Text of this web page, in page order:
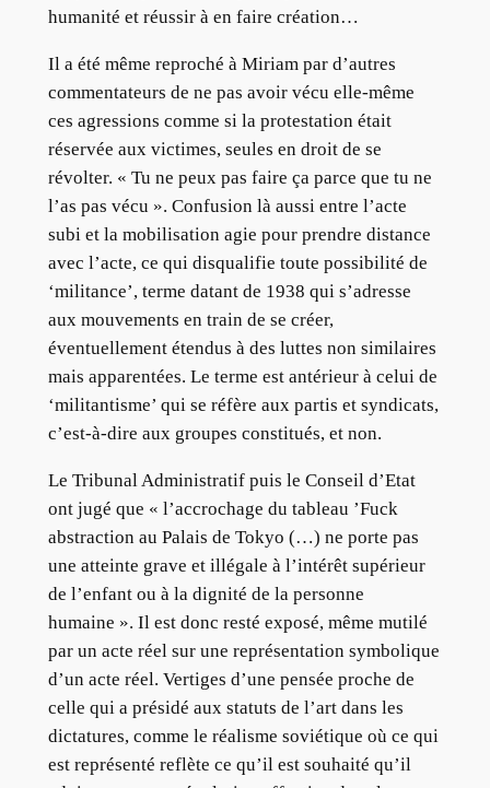
humanité et réussir à en faire création…
Il a été même reproché à Miriam par d’autres
commentateurs de ne pas avoir vécu elle-même
ces agressions comme si la protestation était
réservée aux victimes, seules en droit de se
révolter. « Tu ne peux pas faire ça parce que tu ne
l’as pas vécu ». Confusion là aussi entre l’acte
subi et la mobilisation agie pour prendre distance
avec l’acte, ce qui disqualifie toute possibilité de
‘militance’, terme datant de 1938 qui s’adresse
aux mouvements en train de se créer,
éventuellement étendus à des luttes non similaires
mais apparentées. Le terme est antérieur à celui de
‘militantisme’ qui se réfère aux partis et syndicats,
c’est-à-dire aux groupes constitués, et non.
Le Tribunal Administratif puis le Conseil d’Etat
ont jugé que « l’accrochage du tableau ’Fuck
abstraction au Palais de Tokyo (…) ne porte pas
une atteinte grave et illégale à l’intérêt supérieur
de l’enfant ou à la dignité de la personne
humaine ». Il est donc resté exposé, même mutilé
par un acte réel sur une représentation symbolique
d’un acte réel. Vertiges d’une pensée proche de
celle qui a présidé aux statuts de l’art dans les
dictatures, comme le réalisme soviétique où ce qui
est représenté reflète ce qu’il est souhaité qu’il